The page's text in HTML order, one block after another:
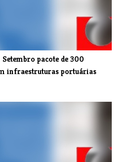
pacote de 300
infraestruturas portuárias